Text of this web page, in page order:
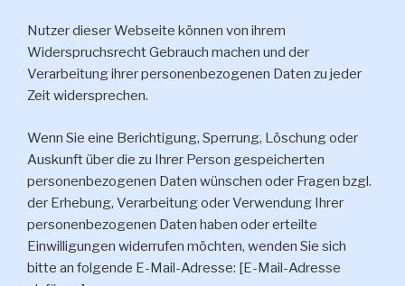
Nutzer dieser Webseite können von ihrem
Widerspruchsrecht Gebrauch machen und der
Verarbeitung ihrer personenbezogenen Daten zu jeder
Zeit widersprechen.
Wenn Sie eine Berichtigung, Sperrung, Löschung oder
Auskunft über die zu Ihrer Person gespeicherten
personenbezogenen Daten wünschen oder Fragen bzgl.
der Erhebung, Verarbeitung oder Verwendung Ihrer
personenbezogenen Daten haben oder erteilte
Einwilligungen widerrufen möchten, wenden Sie sich
bitte an folgende E-Mail-Adresse: [E-Mail-Adresse